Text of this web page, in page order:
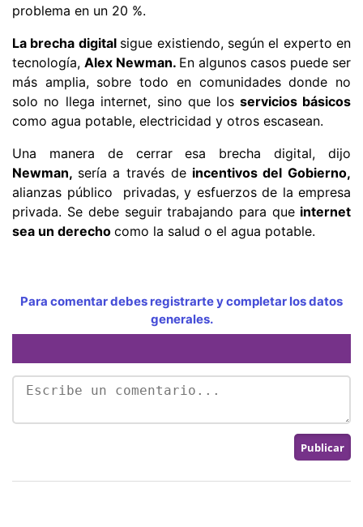
problema en un 20 %.
La brecha digital sigue existiendo, según el experto en
tecnología, Alex Newman. En algunos casos puede ser
más amplia, sobre todo en comunidades donde no
solo no llega internet, sino que los servicios básicos
como agua potable, electricidad y otros escasean.
Una manera de cerrar esa brecha digital, dijo
Newman, sería a través deincentivos del Gobierno,
alianzas público  privadas, y esfuerzos de la empresa
privada. Se debe seguir trabajando para que internet
sea un derecho como la salud o el agua potable.
Para comentar debes registrarte y completar los datos
generales.